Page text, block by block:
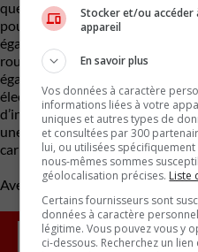
que l’original, mais la longueur
pouces, pour atteindre un total
également plus large, ce qui
route tout en offrant une
également équipée de tout le
électriques, la climatisation
d’infodivertissement avec
une longue liste d’options,
carbone, des garnitures en cuir
Avec des renseignements de
Stocker et/ou accéder
appareil
En savoir plus
Vos données à caractère
informations liées à votre
uniques et autres types de
et consultées par 300
lui, ou utilisées
nous-mêmes sommes
géolocalisation précises. Liste
Certains fournisseurs sont
données à caractère
légitime. Vous pouvez vous y
ci-dessous. Recherchez un